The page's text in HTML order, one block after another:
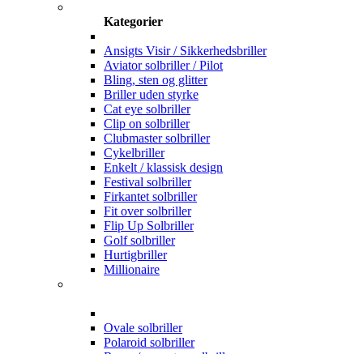
Kategorier
Ansigts Visir / Sikkerhedsbriller
Aviator solbriller / Pilot
Bling, sten og glitter
Briller uden styrke
Cat eye solbriller
Clip on solbriller
Clubmaster solbriller
Cykelbriller
Enkelt / klassisk design
Festival solbriller
Firkantet solbriller
Fit over solbriller
Flip Up Solbriller
Golf solbriller
Hurtigbriller
Millionaire
Ovale solbriller
Polaroid solbriller